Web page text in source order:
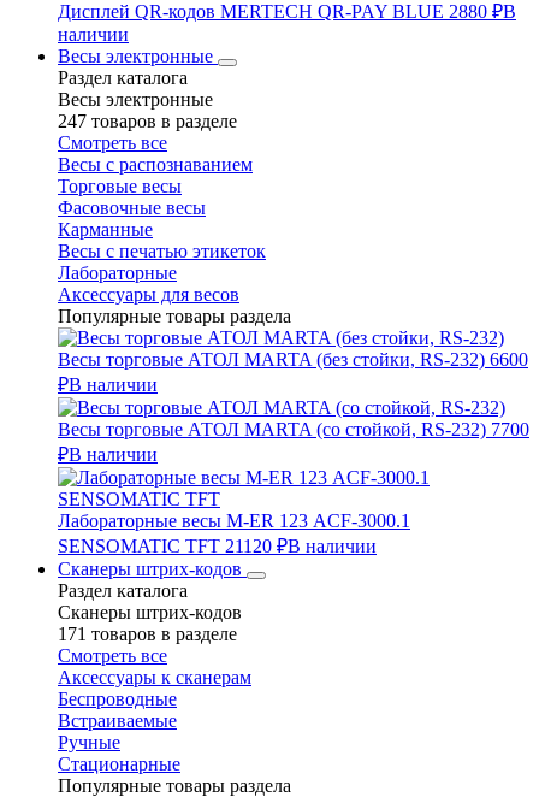
Дисплей QR-кодов MERTECH QR-PAY BLUE 2880 ₽В
наличии
Весы электронные
Раздел каталога
Весы электронные
247 товаров в разделе
Смотреть все
Весы с распознаванием
Торговые весы
Фасовочные весы
Карманные
Весы с печатью этикеток
Лабораторные
Аксессуары для весов
Популярные товары раздела
Весы торговые АТОЛ MARTA (без стойки, RS-232) 6600
₽В наличии
Весы торговые АТОЛ MARTA (со стойкой, RS-232) 7700
₽В наличии
Лабораторные весы M-ER 123 АCF-3000.1
SENSOMATIC TFT 21120 ₽В наличии
Сканеры штрих-кодов
Раздел каталога
Сканеры штрих-кодов
171 товаров в разделе
Смотреть все
Аксессуары к сканерам
Беспроводные
Встраиваемые
Ручные
Стационарные
Популярные товары раздела